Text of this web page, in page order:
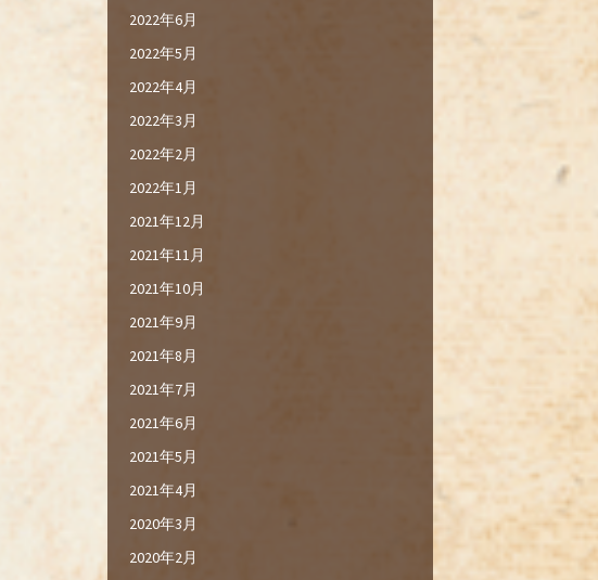
2022年6月
2022年5月
2022年4月
2022年3月
2022年2月
2022年1月
2021年12月
2021年11月
2021年10月
2021年9月
2021年8月
2021年7月
2021年6月
2021年5月
2021年4月
2020年3月
2020年2月